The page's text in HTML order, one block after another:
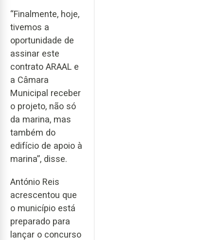
“Finalmente, hoje,
tivemos a
oportunidade de
assinar este
contrato ARAAL e
a Câmara
Municipal receber
o projeto, não só
da marina, mas
também do
edifício de apoio à
marina”, disse.
António Reis
acrescentou que
o município está
preparado para
lançar o concurso